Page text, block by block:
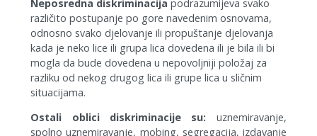
Neposredna diskriminacija podrazumijeva svako
različito postupanje po gore navedenim osnovama,
odnosno svako djelovanje ili propuštanje djelovanja
kada je neko lice ili grupa lica dovedena ili je bila ili bi
mogla da bude dovedena u nepovoljniji položaj za
razliku od nekog drugog lica ili grupe lica u sličnim
situacijama.
Ostali oblici diskriminacije su: uznemiravanje,
spolno uznemiravanje, mobing, segregacija, izdavanje